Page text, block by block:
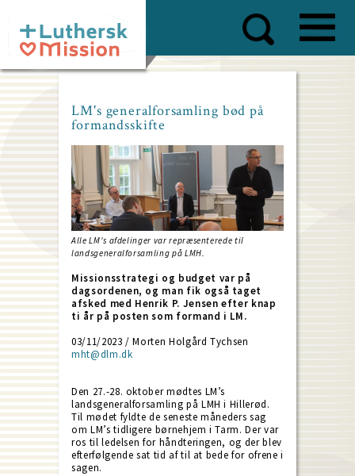
main
content
LM's generalforsamling bød på
formandsskifte
Alle LM's afdelinger var repræsenterede til
landsgeneralforsamling på LMH.
Missionsstrategi og budget var på
dagsordenen, og man fik også taget
afsked med Henrik P. Jensen efter knap
ti år på posten som formand i LM.
03/11/2023 / Morten Holgård Tychsen
mht@dlm.dk
Den 27.-28. oktober mødtes LM’s
landsgeneralforsamling på LMH i Hillerød.
Til mødet fyldte de seneste måneders sag
om LM’s tidligere børnehjem i Tarm. Der var
ros til ledelsen for håndteringen, og der blev
efterfølgende sat tid af til at bede for ofrene i
sagen.